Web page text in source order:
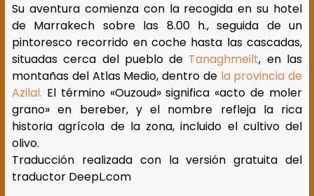
Su aventura comienza con la recogida en su hotel
de Marrakech sobre las 8.00 h., seguida de un
pintoresco recorrido en coche hasta las cascadas,
situadas cerca del pueblo de Tanaghmeilt, en las
montañas del Atlas Medio, dentro de la provincia de
Azilal. El término «Ouzoud» significa «acto de moler
grano» en bereber, y el nombre refleja la rica
historia agrícola de la zona, incluido el cultivo del
olivo.
Traducción realizada con la versión gratuita del
traductor DeepL.com